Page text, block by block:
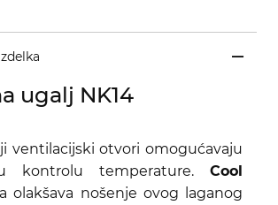
ugalj NK14
ventilacijski otvori omogućavaju
kontrolu temperature. Cool
olakšava nošenje ovog laganog